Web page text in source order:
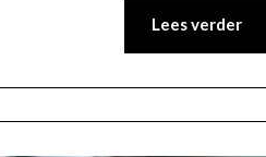
Lees verder